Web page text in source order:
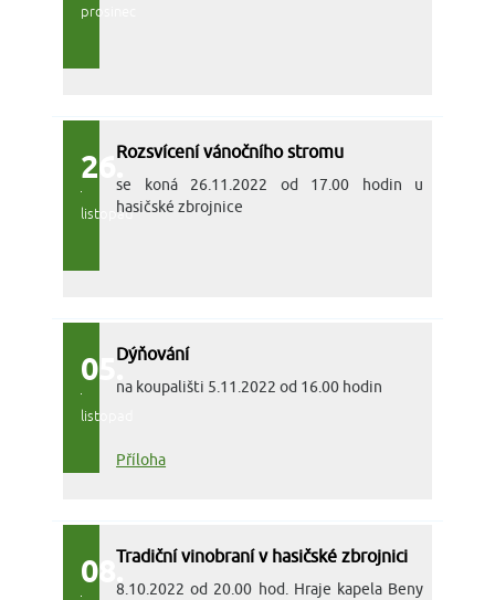
prosinec
26.
listopad
Rozsvícení vánočního stromu
se koná 26.11.2022 od 17.00 hodin u
hasičské zbrojnice
05.
listopad
Dýňování
na koupališti 5.11.2022 od 16.00 hodin
Příloha
08.Tradiční vinobraní v hasičské zbrojnici
8.10.2022 od 20.00 hod. Hraje kapela Beny